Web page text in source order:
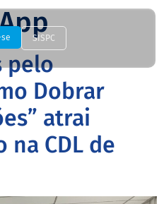
SISPC
pelo
Dobrar
atrai
na CDL de